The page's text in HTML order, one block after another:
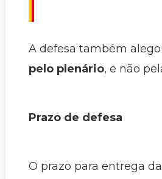
A defesa também
pelo plenário, e não
Prazo de defesa
O prazo para entrega